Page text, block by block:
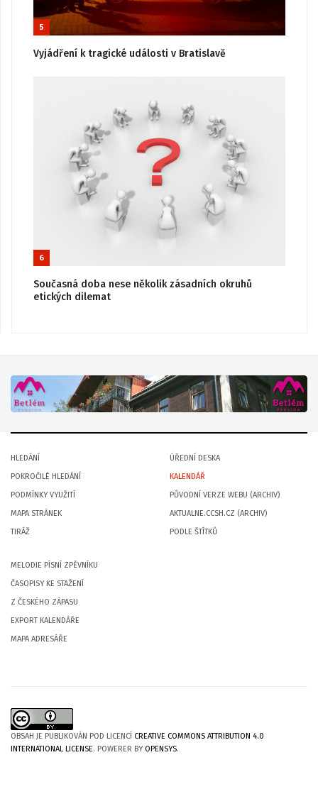
5
Vyjádření k tragické události v Bratislavě
6
Současná doba nese několik zásadních okruhů
etických dilemat
HLEDÁNÍ
POKROČILÉ HLEDÁNÍ
PODMÍNKY VYUŽITÍ
MAPA STRÁNEK
TIRÁŽ
ÚŘEDNÍ DESKA
KALENDÁŘ
PŮVODNÍ VERZE WEBU (ARCHIV)
AKTUALNE.CCSH.CZ (ARCHIV)
PODLE ŠTÍTKŮ
MELODIE PÍSNÍ ZPĚVNÍKU
ČASOPISY KE STAŽENÍ
Z ČESKÉHO ZÁPASU
EXPORT KALENDÁŘE
MAPA ADRESÁŘE
OBSAH JE PUBLIKOVÁN POD LICENCÍ CREATIVE COMMONS ATTRIBUTION 4.0
INTERNATIONAL LICENSE. POWERER BYOPENSYS.